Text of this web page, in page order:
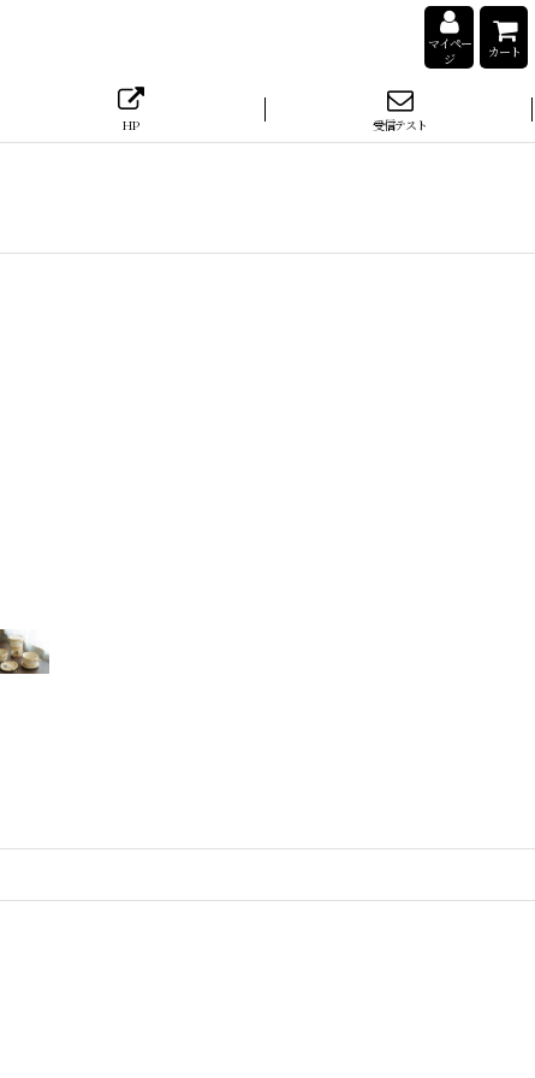
マイペー
ジ
カート
HP 受信テスト